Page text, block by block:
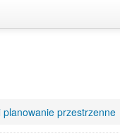
planowanie przestrzenne